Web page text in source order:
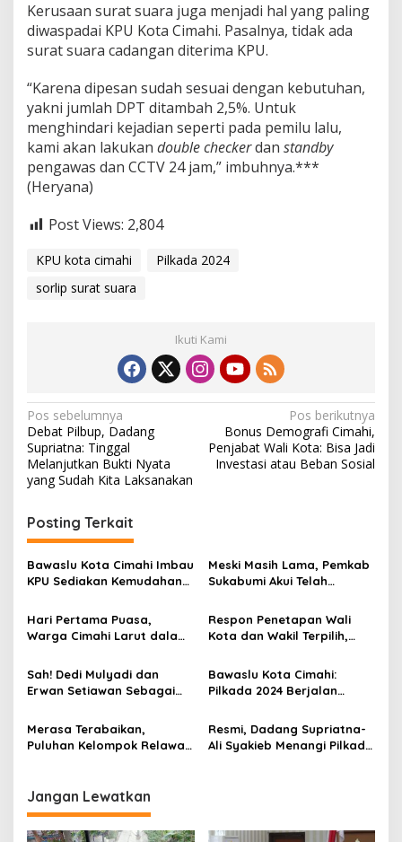
Kerusaan surat suara juga menjadi hal yang paling
diwaspadai KPU Kota Cimahi. Pasalnya, tidak ada
surat suara cadangan diterima KPU.
“Karena dipesan sudah sesuai dengan kebutuhan,
yakni jumlah DPT ditambah 2,5%. Untuk
menghindari kejadian seperti pada pemilu lalu,
kami akan lakukan double checkerdan standby
pengawas dan CCTV 24 jam,” imbuhnya.***
(Heryana)
Post Views: 2,804
KPU kota cimahi
Pilkada 2024
sorlip surat suara
Ikuti Kami
N
a
v
i
g
a
s
p
o
s
Pos sebelumnya
Debat Pilbup, Dadang
Supriatna: Tinggal
Melanjutkan Bukti Nyata
yang Sudah Kita Laksanakan
Pos berikutnya
Bonus Demografi Cimahi,
Penjabat Wali Kota: Bisa Jadi
Investasi atau Beban Sosial
Posting Terkait
Bawaslu Kota Cimahi Imbau
KPU Sediakan Kemudahan
Penyusunan Daftar Pemilih
Meski Masih Lama, Pemkab
Sukabumi Akui Telah
Pilkada 2029
Hari Pertama Puasa,
Warga Cimahi Larut dalam
Kota dan Wakilnya
Respon Penetapan Wali
Kota dan Wakil Terpilih,
Rapat Paripurna
Sah! Dedi Mulyadi dan
Erwan Setiawan Sebagai
Bawaslu Kota Cimahi:
Pilkada 2024 Berjalan
Merasa Terabaikan,
Puluhan Kelompok Relawan
Resmi, Dadang Supriatna-
Ali Syakieb Menangi Pilkada
Jangan Lewatkan